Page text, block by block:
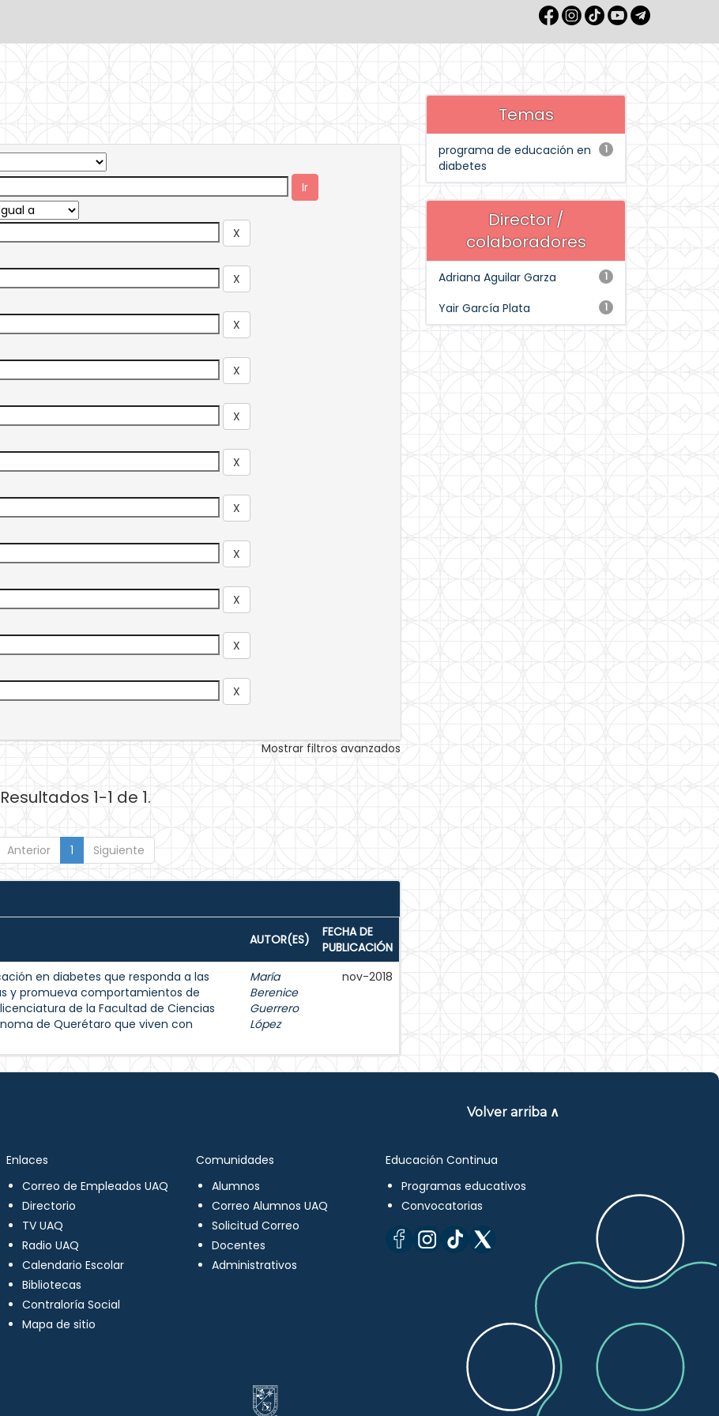
Mostrar filtros avanzados
Resultados 1-1 de 1.
Anterior 1 Siguiente
AUTOR(ES)
FECHA DE
PUBLICACIÓN
en diabetes que responda a las
y promueva comportamientos de
de la Facultad de Ciencias
de Querétaro que viven con
María
Berenice
Guerrero
López
nov-2018
Temas
1
programa de educación en
diabetes
Director /
colaboradores
1
Adriana Aguilar Garza
1
Yair García Plata
Volver arriba ∧
Enlaces
Correo de Empleados UAQ
Directorio
TV UAQ
Radio UAQ
Calendario Escolar
Bibliotecas
Contraloría Social
Mapa de sitio
Comunidades
Alumnos
Correo Alumnos UAQ
Solicitud Correo
Docentes
Administrativos
Educación Continua
Programas educativos
Convocatorias